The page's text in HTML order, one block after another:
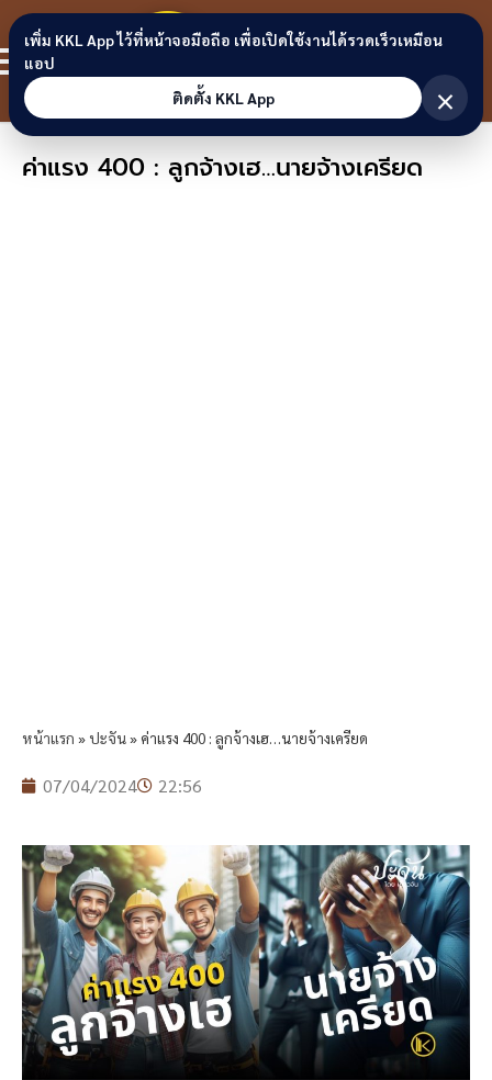
Skip to content
ขอนแก่น
ลิงก์
ค่าแรง 400 : ลูกจ้างเฮ…นายจ้างเครียด
หน้าแรก » ปะจัน» ค่าแรง 400 : ลูกจ้างเฮ…นายจ้างเครียด
07/04/2024 22:56
เพิ่ม KKL App ไว้ที่หน้าจอมือถือ เพื่อเปิดใช้งานได้รวดเร็วเหมือน
แอป
ติดตั้ง KKL App
×